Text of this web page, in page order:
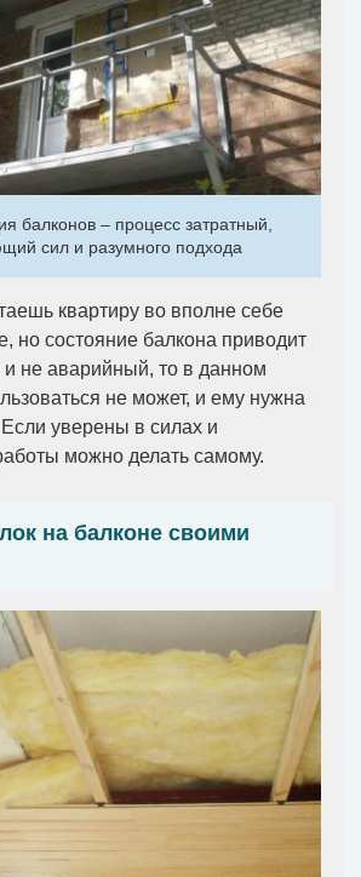
балконов – процесс затратный,
сил и разумного подхода
квартиру во вполне себе
но состояние балкона приводит
не аварийный, то в данном
не может, и ему нужна
Если уверены в силах и
можно делать самому.
на балконе своими